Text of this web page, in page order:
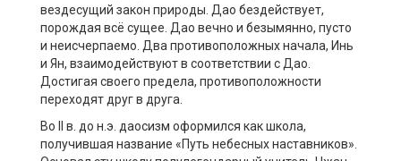
вездесущий закон природы. Дао бездействует,
порождая всё сущее. Дао вечно и безымянно, пусто
и неисчерпаемо. Два противоположных начала, Инь
и Ян, взаимодействуют в соответствии с Дао.
Достигая своего предела, противоположности
переходят друг в друга.
Во II в. до н.э. даосизм оформился как школа,
получившая название «Путь небесных наставников».